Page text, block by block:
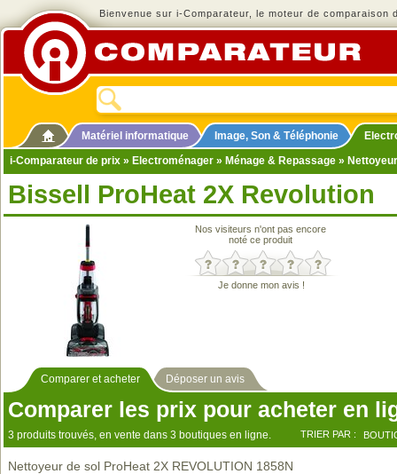
Bienvenue sur i-Comparateur, le moteur de comparaison
Matériel informatique Image, Son & Téléphonie
i-Comparateur de prix » Electroménager » Ménage & Repassage »
Bissell ProHeat 2X Revolution
Nos visiteurs n'ont pas encore
noté ce produit
Je donne mon avis !
Comparer et acheter Déposer un avis
Comparer les prix pour acheter en
3 produits trouvés, en vente dans 3 boutiques en ligne. TRIER PAR :
Nettoyeur de sol ProHeat 2X REVOLUTION 1858N